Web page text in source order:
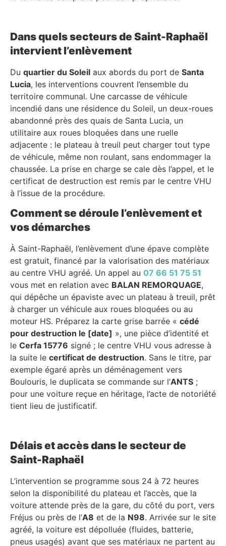
Dans quels secteurs de Saint-Raphaël
intervient l’enlèvement
Du quartier du Soleil aux abords du port de Santa
Lucia, les interventions couvrent l’ensemble du
territoire communal. Une carcasse de véhicule
incendié dans une résidence du Soleil, un deux-roues
abandonné près des quais de Santa Lucia, un
utilitaire aux roues bloquées dans une ruelle
adjacente : le plateau à treuil peut charger tout type
de véhicule, même non roulant, sans endommager la
chaussée. La prise en charge se cale dès l’appel, et le
certificat de destruction est remis par le centre VHU
à l’issue de la procédure.
Comment se déroule l’enlèvement et
vos démarches
À Saint-Raphaël, l’enlèvement d’une épave complète
est gratuit, financé par la valorisation des matériaux
au centre VHU agréé. Un appel au 07 66 51 75 51
vous met en relation avec BALAN REMORQUAGE,
qui dépêche un épaviste avec un plateau à treuil, prêt
à charger un véhicule aux roues bloquées ou au
moteur HS. Préparez la carte grise barrée « cédé
pour destruction le [date] », une pièce d’identité et
le Cerfa 15776 signé ; le centre VHU vous adresse à
la suite le certificat de destruction. Sans le titre, par
exemple égaré après un déménagement vers
Boulouris, le duplicata se commande sur l’ANTS ;
pour une voiture reçue en héritage, l’acte de notoriété
tient lieu de justificatif.
Délais et accès dans le secteur de
Saint-Raphaël
L’intervention se programme sous 24 à 72 heures
selon la disponibilité du plateau et l’accès, que la
voiture attende près de la gare, du côté du port, vers
Fréjus ou près de l’A8 et de la N98. Arrivée sur le site
agréé, la voiture est dépolluée (fluides, batterie,
pneus usagés) avant que ses matériaux ne partent au